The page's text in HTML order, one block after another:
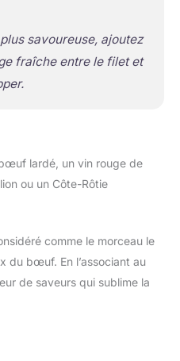
savoureuse, ajoutez
fraîche entre le filet et
lardé, un vin rouge de
ou un Côte-Rôtie
comme le morceau le
du bœuf. En l’associant au
de saveurs qui sublime la